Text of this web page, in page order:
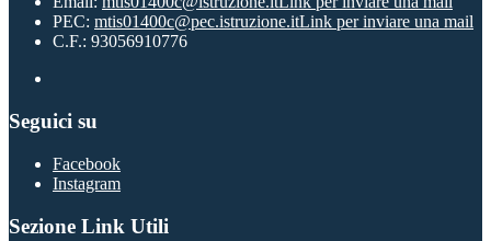
PEC: mtis01400c@pec.istruzione.itLink per inviare una mail
C.F.: 93056910776
Seguici su
Facebook
Instagram
Sezione Link Utili